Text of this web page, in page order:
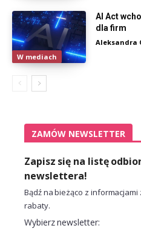
W mediach
AI Act
dla firm
Aleksandra
ZAMÓW NEWSLETTER
Zapisz się na listę
newslettera!
Bądź na bieżąco z
rabaty.
Wybierz newsletter: